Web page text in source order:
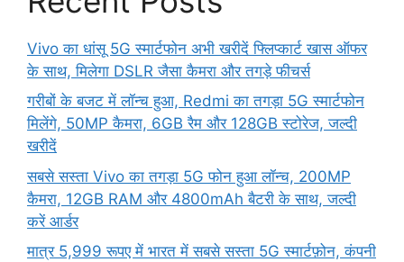
Vivo का धांसू 5G स्मार्टफोन अभी खरीदें फ्लिप्कार्ट खास ऑफर
के साथ, मिलेगा DSLR जैसा कैमरा और तगड़े फीचर्स
गरीबों के बजट में लॉन्च हुआ, Redmi का तगड़ा 5G स्मार्टफोन
मिलेंगे, 50MP कैमरा, 6GB रैम और 128GB स्टोरेज, जल्दी
खरीदें
सबसे सस्ता Vivo का तगड़ा 5G फोन हुआ लॉन्च, 200MP
कैमरा, 12GB RAM और 4800mAh बैटरी के साथ, जल्दी
करें आर्डर
मात्र 5,999 रूपए में भारत में सबसे सस्ता 5G स्मार्टफ़ोन, कंपनी